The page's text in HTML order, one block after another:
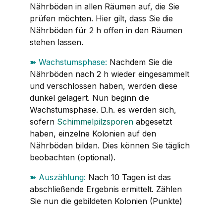
Nährböden in allen Räumen auf, die Sie
prüfen möchten. Hier gilt, dass Sie die
Nährböden für 2 h offen in den Räumen
stehen lassen.
➽ Wachstumsphase: Nachdem Sie die
Nährböden nach 2 h wieder eingesammelt
und verschlossen haben, werden diese
dunkel gelagert. Nun beginn die
Wachstumsphase. D.h. es werden sich,
sofern Schimmelpilzsporen abgesetzt
haben, einzelne Kolonien auf den
Nährböden bilden. Dies können Sie täglich
beobachten (optional).
➽ Auszählung: Nach 10 Tagen ist das
abschließende Ergebnis ermittelt. Zählen
Sie nun die gebildeten Kolonien (Punkte)